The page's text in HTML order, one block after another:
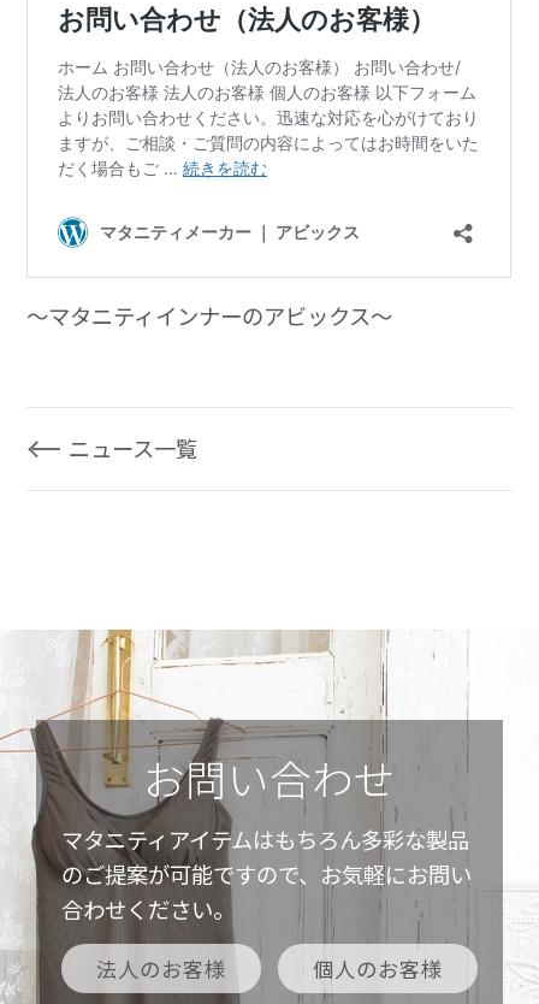
～マタニティインナーのアビックス～
ニュース一覧
お問い合わせ
マタニティアイテムはもちろん多彩な製品
のご提案が可能ですので、お気軽にお問い
合わせください。
法人のお客様 個人のお客様